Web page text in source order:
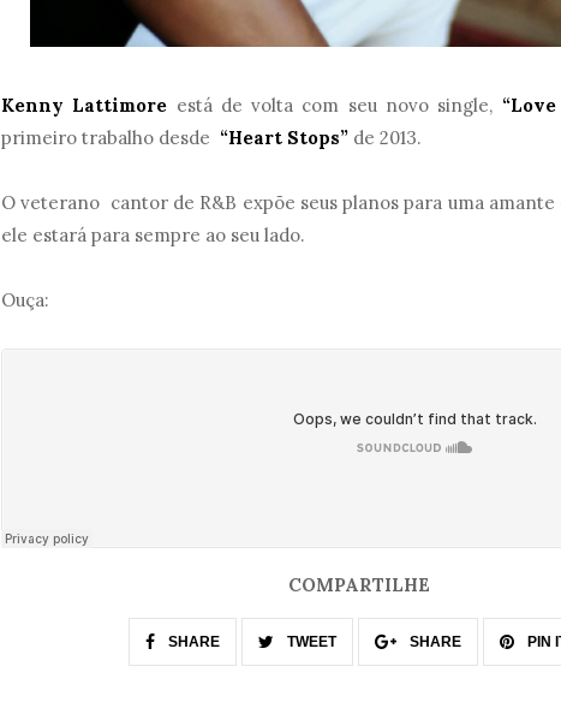
Kenny Lattimore está de volta com seu novo single,
primeiro trabalho desde “Heart Stops” de 2013.
O veterano cantor de R&B expõe seus planos para uma amante
ele estará para sempre ao seu lado.
Ouça:
COMPARTILHE
SHARE TWEET SHARE PIN